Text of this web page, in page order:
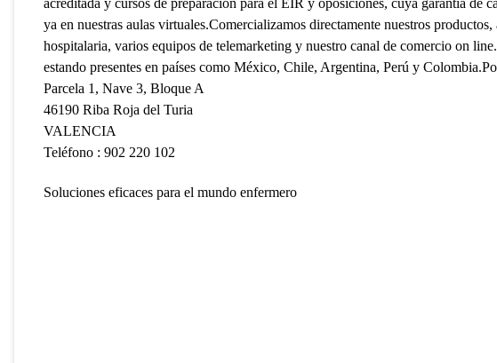
acreditada y cursos de preparación para el EIR y oposiciones, cuya garantía de
ya en nuestras aulas virtuales.Comercializamos directamente nuestros
hospitalaria, varios equipos de telemarketing y nuestro canal de comercio on
estando presentes en países como México, Chile, Argentina, Perú y
Parcela 1, Nave 3, Bloque A
46190 Riba Roja del Turia
VALENCIA
Teléfono : 902 220 102
Soluciones eficaces para el mundo enfermero